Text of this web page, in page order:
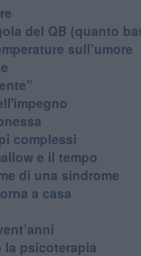
del QB (quanto
sull’umore
complessi
e il tempo
di una sindrome
a casa
la psicoterapia